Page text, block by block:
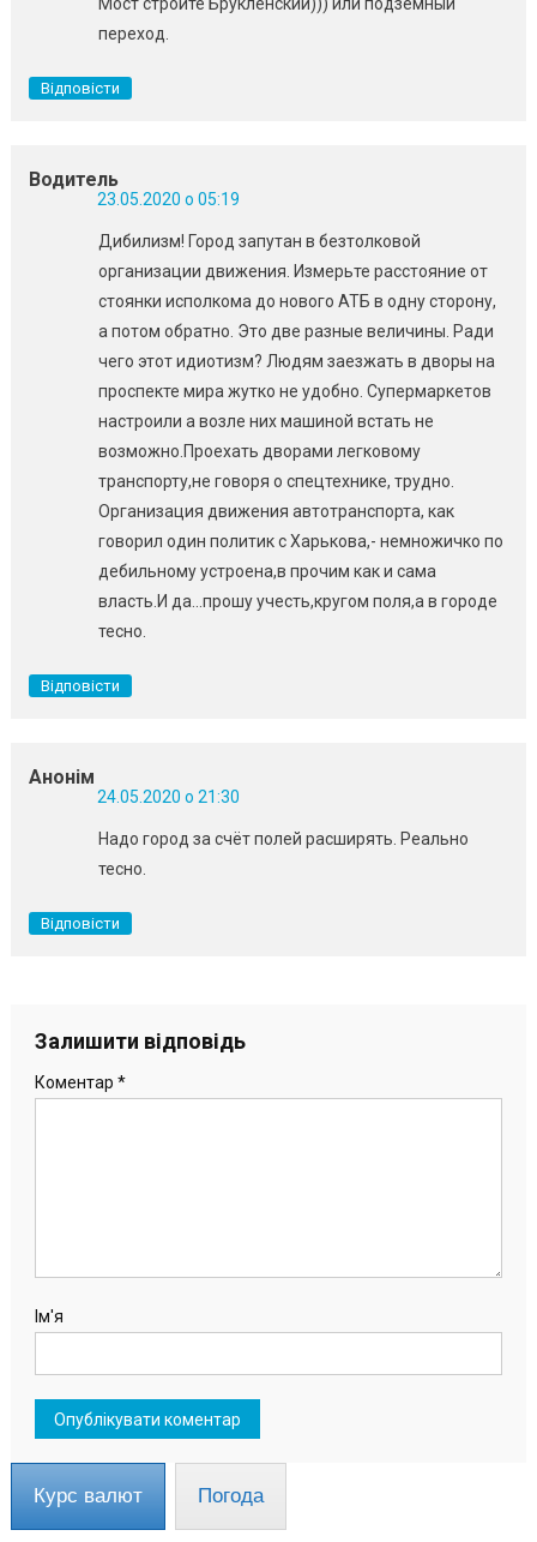
Мост стройте Брукленский))) или подземный
переход.
Відповісти
Водитель
23.05.2020 о 05:19
Дибилизм! Город запутан в безтолковой
организации движения. Измерьте расстояние от
стоянки исполкома до нового АТБ в одну сторону,
а потом обратно. Это две разные величины. Ради
чего этот идиотизм? Людям заезжать в дворы на
проспекте мира жутко не удобно. Супермаркетов
настроили а возле них машиной встать не
возможно.Проехать дворами легковому
транспорту,не говоря о спецтехнике, трудно.
Организация движения автотранспорта, как
говорил один политик с Харькова,- немножичко по
дебильному устроена,в прочим как и сама
власть.И да…прошу учесть,кругом поля,а в городе
тесно.
Відповісти
Анонім
24.05.2020 о 21:30
Надо город за счёт полей расширять. Реально
тесно.
Відповісти
Залишити відповідь
Коментар *
Ім'я
Курс валют Погода